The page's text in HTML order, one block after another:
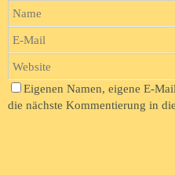
Eigenen Namen, eigene E-
die nächste Kommentierung in